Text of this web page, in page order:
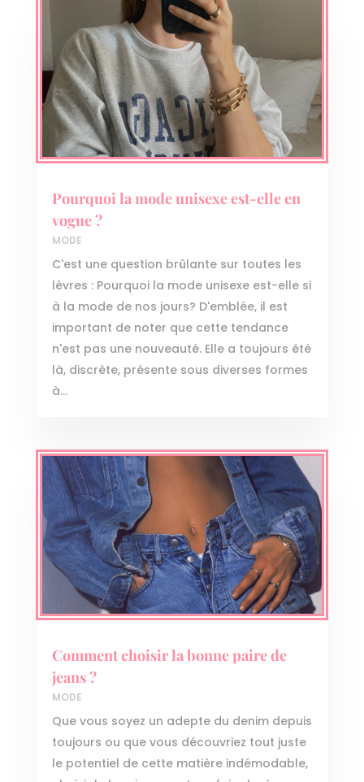
Pourquoi la mode unisexe est-elle en
vogue ?
MODE
C'est une question brûlante sur toutes les
lèvres : Pourquoi la mode unisexe est-elle si
à la mode de nos jours? D'emblée, il est
important de noter que cette tendance
n'est pas une nouveauté. Elle a toujours été
là, discrète, présente sous diverses formes
à...
Comment choisir la bonne paire de
jeans ?
MODE
Que vous soyez un adepte du denim depuis
toujours ou que vous découvriez tout juste
le potentiel de cette matière indémodable,